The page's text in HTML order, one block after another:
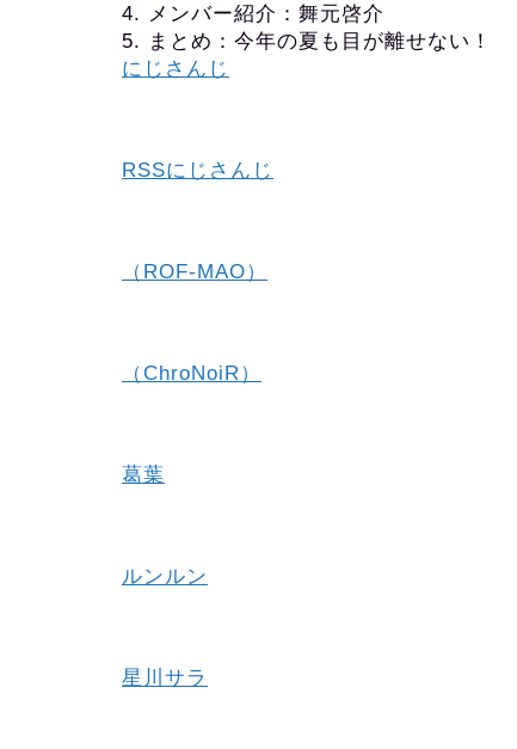
4. メンバー紹介：舞元啓介
5. まとめ：今年の夏も目が離せない！
にじさんじ
RSSにじさんじ
（ROF-MAO）
（ChroNoiR）
葛葉
ルンルン
星川サラ